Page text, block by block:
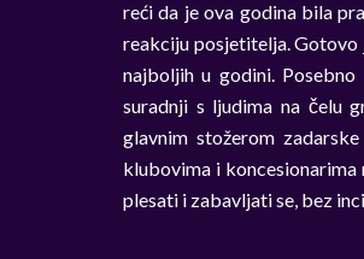
reći da je ova godina bila
reakciju posjetitelja. Gotovo
najboljih u godini.
suradnji s ljudima na čelu
glavnim stožerom
klubovima i
plesati i zabavljati se, bez